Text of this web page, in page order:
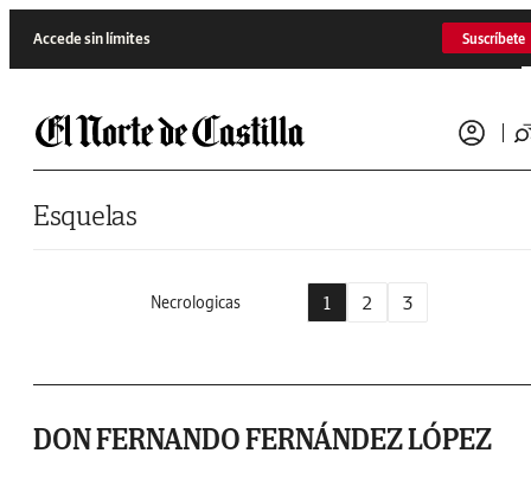
Accede sin límites Suscríbete
Esquelas
Necrologicas 1 2 3
DON FERNANDO FERNÁNDEZ LÓPEZ